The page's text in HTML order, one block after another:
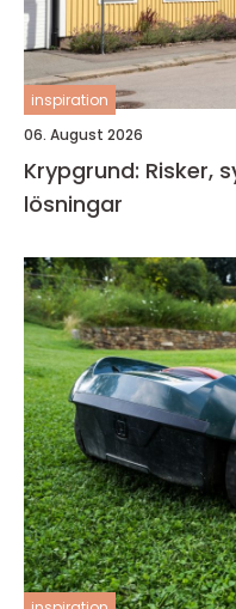
inspiration
06. August 2026
Krypgrund: Risker,
lösningar